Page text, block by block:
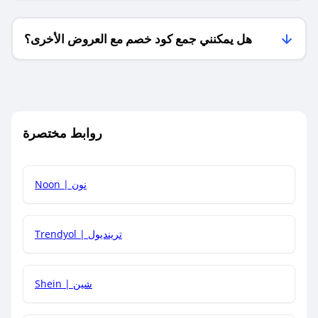
هل يمكنني جمع كود خصم مع العروض الأخرى؟
كم مدة صلاحية كود الخصم؟
روابط مختصرة
Noon | نون
Trendyol | ترينديول
Shein | شين